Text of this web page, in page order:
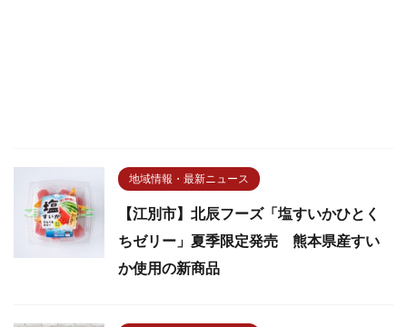
地域情報・最新ニュース
【江別市】北辰フーズ「塩すいかひとく
ちゼリー」夏季限定発売 熊本県産すい
か使用の新商品